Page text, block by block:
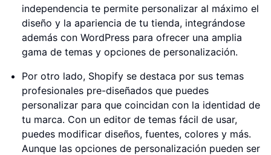
independencia te permite personalizar al máximo el
diseño y la apariencia de tu tienda, integrándose
además con WordPress para ofrecer una amplia
gama de temas y opciones de personalización.
Por otro lado, Shopify se destaca por sus temas
profesionales pre-diseñados que puedes
personalizar para que coincidan con la identidad de
tu marca. Con un editor de temas fácil de usar,
puedes modificar diseños, fuentes, colores y más.
Aunque las opciones de personalización pueden ser